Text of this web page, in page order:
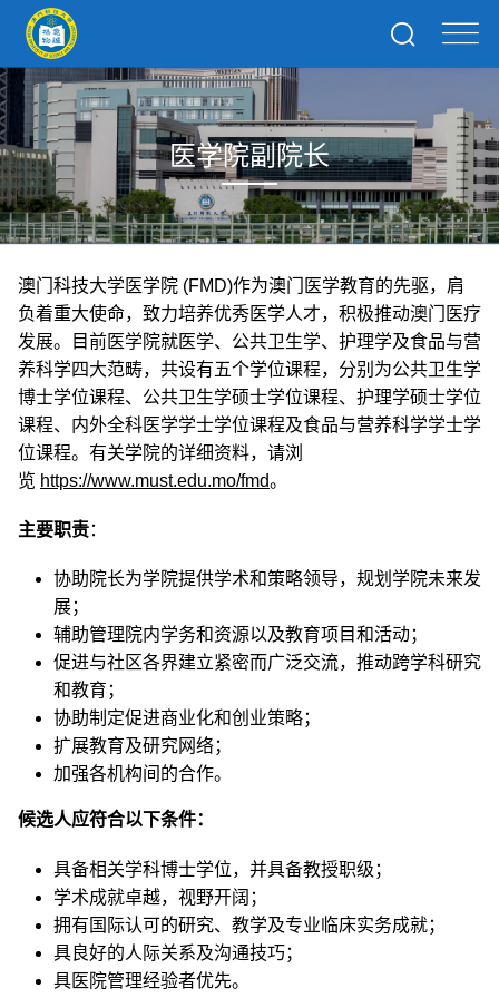
医学院副院长
澳门科技大学医学院 (FMD)作为澳门医学教育的先驱，肩
负着重大使命，致力培养优秀医学人才，积极推动澳门医疗
发展。目前医学院就医学、公共卫生学、护理学及食品与营
养科学四大范畴，共设有五个学位课程，分别为公共卫生学
博士学位课程、公共卫生学硕士学位课程、护理学硕士学位
课程、内外全科医学学士学位课程及食品与营养科学学士学
位课程。有关学院的详细资料，请浏
览 https://www.must.edu.mo/fmd。
主要职责：
协助院长为学院提供学术和策略领导，规划学院未来发
展；
辅助管理院内学务和资源以及教育项目和活动；
促进与社区各界建立紧密而广泛交流，推动跨学科研究
和教育；
协助制定促进商业化和创业策略；
扩展教育及研究网络；
加强各机构间的合作。
候选人应符合以下条件：
具备相关学科博士学位，并具备教授职级；
学术成就卓越，视野开阔；
拥有国际认可的研究、教学及专业临床实务成就；
具良好的人际关系及沟通技巧；
具医院管理经验者优先。